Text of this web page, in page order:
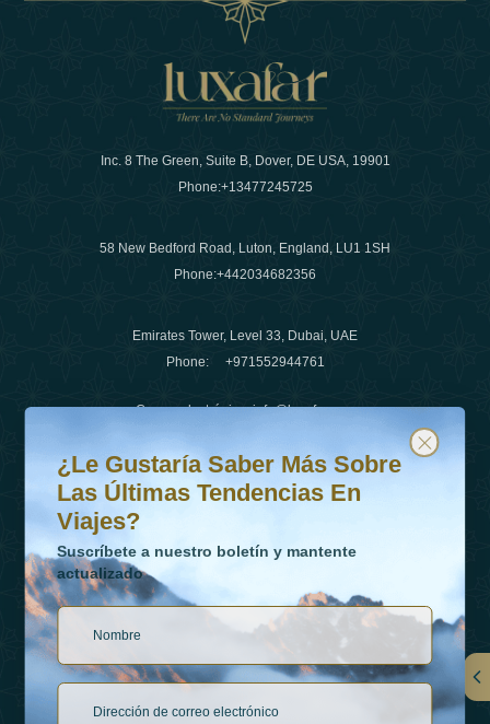
Inc. 8 The Green, Suite B, Dover, DE USA, 19901
Phone:+13477245725
58 New Bedford Road, Luton, England, LU1 1SH
Phone:+442034682356
Emirates Tower, Level 33, Dubai, UAE
Phone: +971552944761
Correo electrónico:info@luxafar.com
Número de WhatsApp
+442034682356
+971552944761
Vínculos
¿Le gustaría saber más sobre las últimas tendencias en
Suscríbete a nuestro boletín y mantente actualizado
¿Le Gustaría Saber Más Sobre
Las Últimas Tendencias En
Viajes?
Suscríbete a nuestro boletín y mantente
actualizado